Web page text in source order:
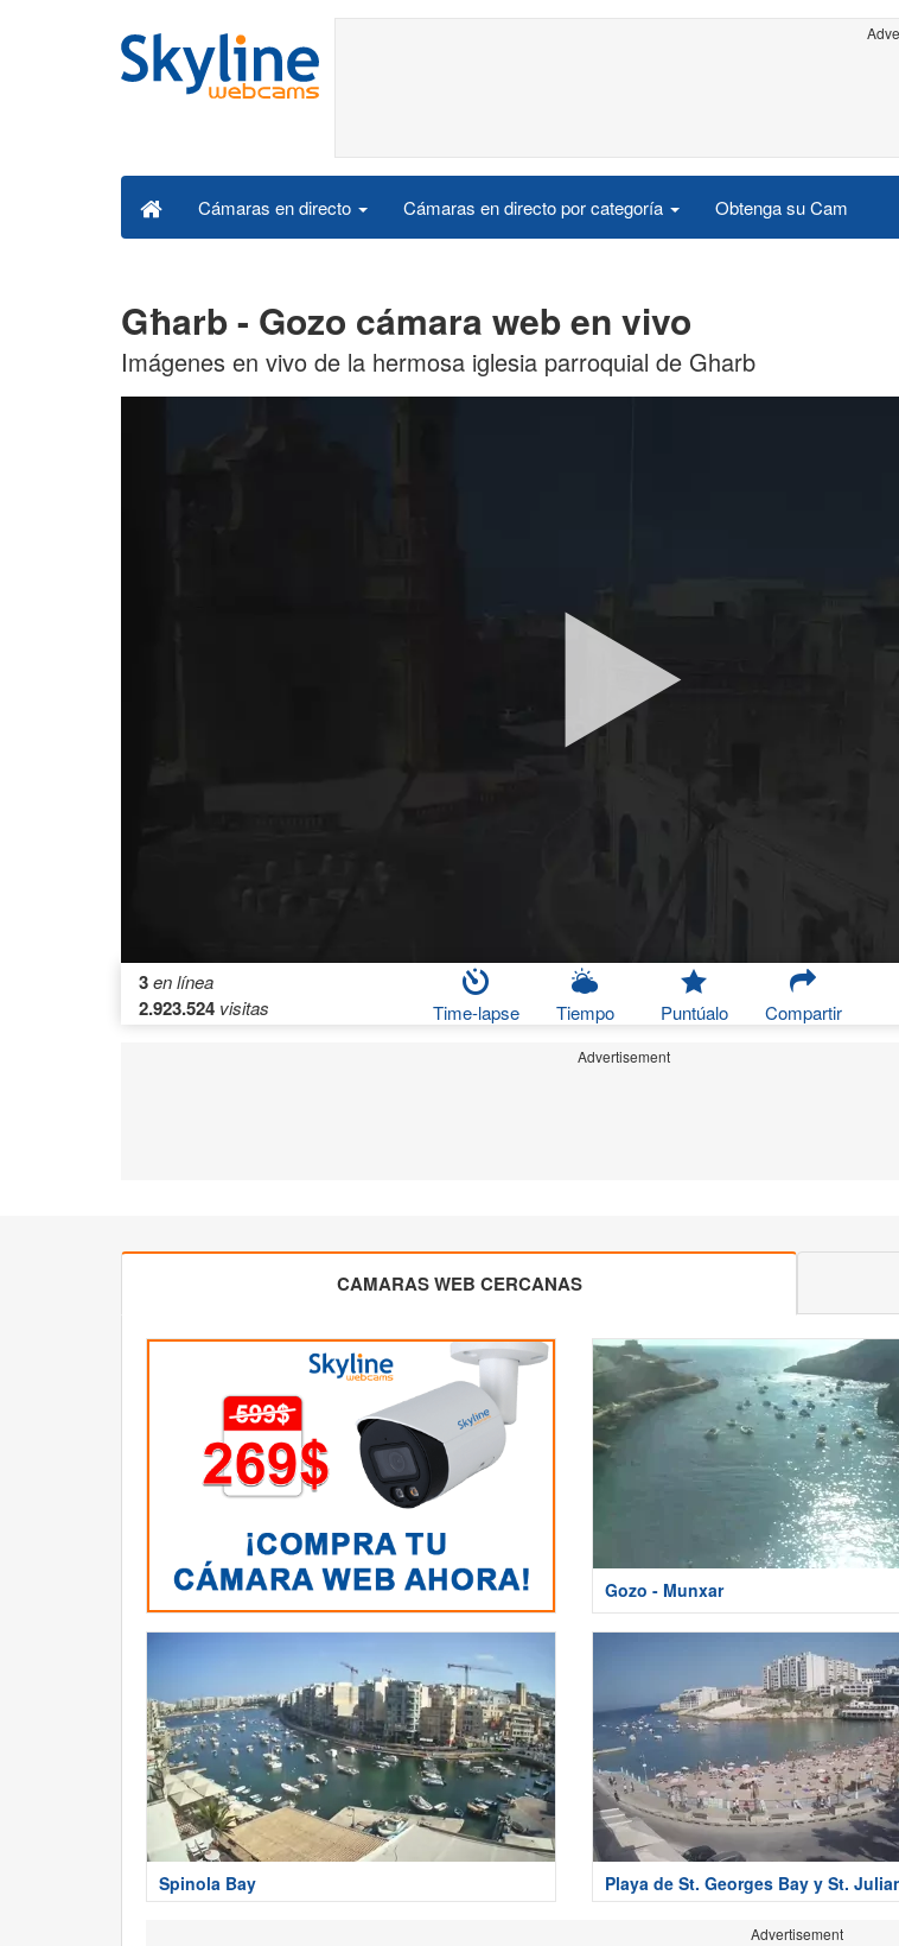
Cámaras en directo Cámaras en directo por categoría Obtenga su Cam
Għarb - Gozo cámara web en vivo
Imágenes en vivo de la hermosa iglesia parroquial de Gharb
3en línea
2.923.524 visitas Time-lapse Tiempo Puntúalo Compartir
Advertisement
CAMARAS WEB CERCANAS
Gozo - Munxar
Spinola Bay Playa de St. Georges Bay y St.
Advertisement